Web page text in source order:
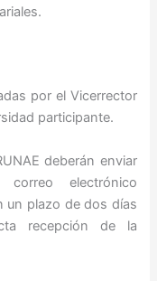
por el Vicerrector
participante.
deberán enviar
electrónico
un plazo de dos días
recepción de la